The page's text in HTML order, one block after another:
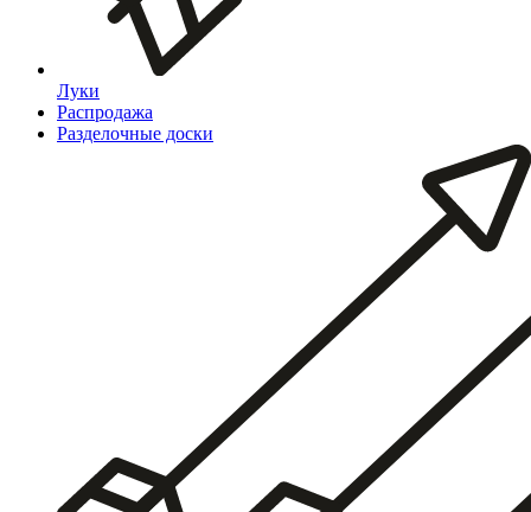
Луки
Распродажа
Разделочные доски